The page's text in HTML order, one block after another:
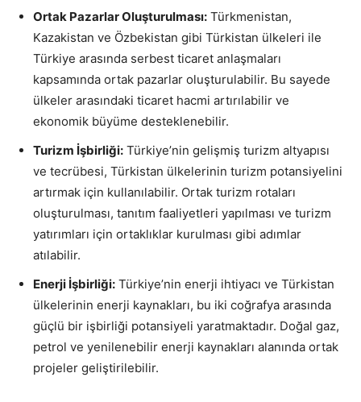
Ortak Pazarlar Oluşturulması: Türkmenistan,
Kazakistan ve Özbekistan gibi Türkistan ülkeleri ile
Türkiye arasında serbest ticaret anlaşmaları
kapsamında ortak pazarlar oluşturulabilir. Bu sayede
ülkeler arasındaki ticaret hacmi artırılabilir ve
ekonomik büyüme desteklenebilir.
Turizm İşbirliği: Türkiye’nin gelişmiş turizm altyapısı
ve tecrübesi, Türkistan ülkelerinin turizm potansiyelini
artırmak için kullanılabilir. Ortak turizm rotaları
oluşturulması, tanıtım faaliyetleri yapılması ve turizm
yatırımları için ortaklıklar kurulması gibi adımlar
atılabilir.
Enerji İşbirliği: Türkiye’nin enerji ihtiyacı ve Türkistan
ülkelerinin enerji kaynakları, bu iki coğrafya arasında
güçlü bir işbirliği potansiyeli yaratmaktadır. Doğal gaz,
petrol ve yenilenebilir enerji kaynakları alanında ortak
projeler geliştirilebilir.